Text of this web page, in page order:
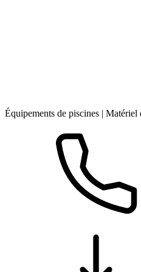
Équipements de piscines | Matériel